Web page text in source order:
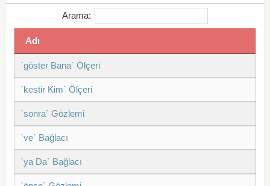
Arama:
Adı
`göster Bana` Ölçeri
`kestir Kim` Ölçeri
`sonra` Gözlemi
`ve` Bağlacı
`ya Da` Bağlacı